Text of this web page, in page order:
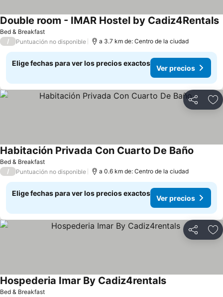
Bed & Breakfast
Double room - IMAR Hostel by Cadiz4Rentals
/ Puntuación no disponible a 3.7 km de: Centro de la ciudad
Elige fechas para ver los precios exactos
Ver precios
Compartir
Bed & Breakfast
Habitación Privada Con Cuarto De Baño
/ Puntuación no disponible a 0.6 km de: Centro de la ciudad
Elige fechas para ver los precios exactos
Ver precios
Compartir
Bed & Breakfast
Hospederia Imar By Cadiz4rentals